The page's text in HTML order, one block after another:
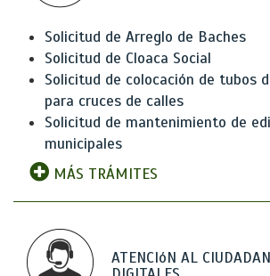
Solicitud de Arreglo de Baches
Solicitud de Cloaca Social
Solicitud de colocación de tubos
para cruces de calles
Solicitud de mantenimiento de
municipales
MÁS TRÁMITES
ATENCIóN AL